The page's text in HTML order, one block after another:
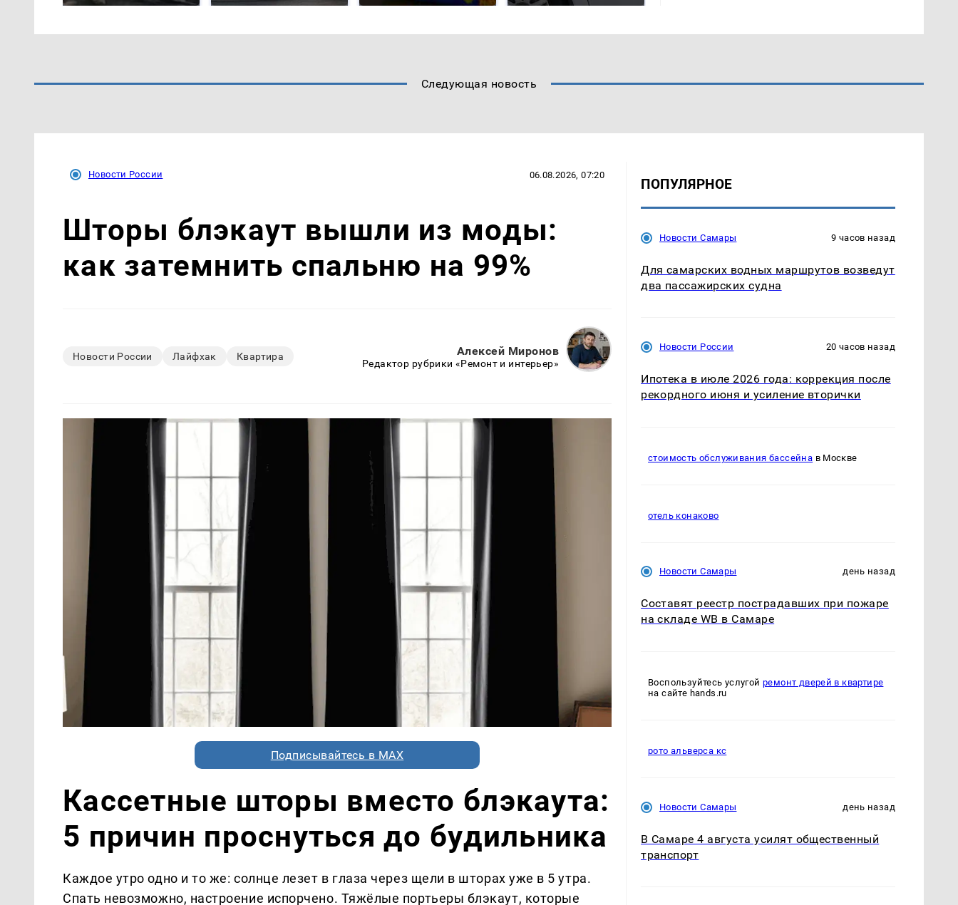
Следующая новость
Новости России 06.08.2026, 07:20
Шторы блэкаут вышли из моды:
как затемнить спальню на 99%
Новости России Лайфхак Квартира Алексей Миронов
Редактор рубрики «Ремонт и интерьер»
Подписывайтесь в MAX
Кассетные шторы вместо блэкаута:
5 причин проснуться до будильника
Каждое утро одно и то же: солнце лезет в глаза через щели в шторах уже в 5 утра.
Спать невозможно, настроение испорчено. Тяжёлые портьеры блэкаут, которые
ПОПУЛЯРНОЕ
Новости Самары 9 часов назад
Для самарских водных маршрутов возведут
два пассажирских судна
Новости России 20 часов назад
Ипотека в июле 2026 года: коррекция после
рекордного июня и усиление вторички
стоимость обслуживания бассейна в Москве
отель конаково
Новости Самары день назад
Составят реестр пострадавших при пожаре
на складе WB в Самаре
Воспользуйтесь услугойремонт дверей в квартире
на сайте hands.ru
рото альверса кс
Новости Самары день назад
В Самаре 4 августа усилят общественный
транспорт